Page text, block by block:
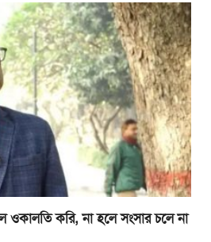
ওকালতি করি, না হলে সংসার চলে না